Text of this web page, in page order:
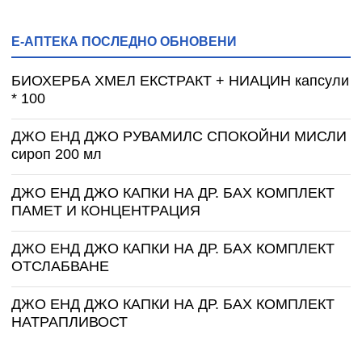
Е-АПТЕКА ПОСЛЕДНО ОБНОВЕНИ
БИОХЕРБА ХМЕЛ ЕКСТРАКТ + НИАЦИН капсули
* 100
ДЖО ЕНД ДЖО РУВАМИЛС СПОКОЙНИ МИСЛИ
сироп 200 мл
ДЖО ЕНД ДЖО КАПКИ НА ДР. БАХ КОМПЛЕКТ
ПАМЕТ И КОНЦЕНТРАЦИЯ
ДЖО ЕНД ДЖО КАПКИ НА ДР. БАХ КОМПЛЕКТ
ОТСЛАБВАНЕ
ДЖО ЕНД ДЖО КАПКИ НА ДР. БАХ КОМПЛЕКТ
НАТРАПЛИВОСТ